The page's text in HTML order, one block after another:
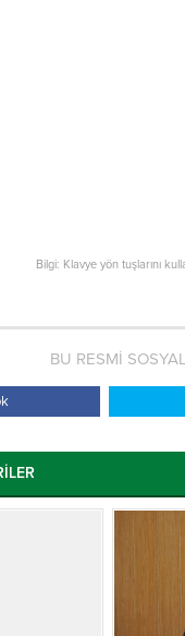
Bilgi: Klavye yön tuşlarını
BU RESMİ